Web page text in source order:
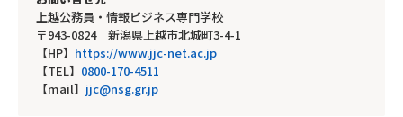
上越公務員・情報ビジネス専門学校
〒943-0824 新潟県上越市北城町3-4-1
【HP】 https://www.jjc-net.ac.jp
【TEL】 0800-170-4511
【mail】 jjc@nsg.gr.jp